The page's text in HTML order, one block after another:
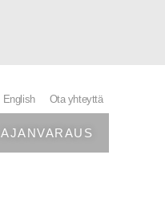
English Ota yhteyttä
AJANVARAUS